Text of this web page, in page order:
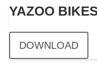
YAZOO
DOWNLOAD